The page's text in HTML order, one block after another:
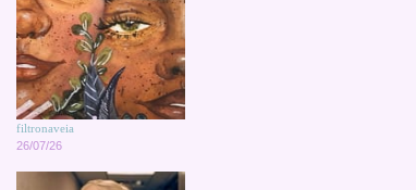
filtronaveia
26/07/26